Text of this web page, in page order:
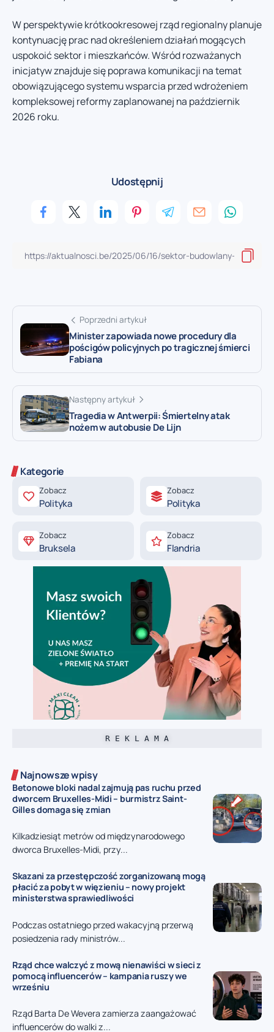
W perspektywie krótkookresowej rząd regionalny planuje
kontynuację prac nad określeniem działań mogących
uspokoić sektor i mieszkańców. Wśród rozważanych
inicjatyw znajduje się poprawa komunikacji na temat
obowiązującego systemu wsparcia przed wdrożeniem
kompleksowej reformy zaplanowanej na październik
2026 roku.
Udostępnij
Poprzedni artykuł
Minister zapowiada nowe procedury dla
pościgów policyjnych po tragicznej śmierci
Fabiana
Następny artykuł
Tragedia w Antwerpii: Śmiertelny atak
nożem w autobusie De Lijn
Kategorie
Zobacz
Polityka
Zobacz
Polityka
Zobacz
Bruksela
Zobacz
Flandria
R E K L A M A
Najnowsze wpisy
Betonowe bloki nadal zajmują pas ruchu przed
dworcem Bruxelles-Midi – burmistrz Saint-
Gilles domaga się zmian
Kilkadziesiąt metrów od międzynarodowego
dworca Bruxelles-Midi, przy...
Skazani za przestępczość zorganizowaną mogą
płacić za pobyt w więzieniu – nowy projekt
ministerstwa sprawiedliwości
Podczas ostatniego przed wakacyjną przerwą
posiedzenia rady ministrów...
Rząd chce walczyć z mową nienawiści w sieci z
pomocą influencerów – kampania ruszy we
wrześniu
Rząd Barta De Wevera zamierza zaangażować
influencerów do walki z...